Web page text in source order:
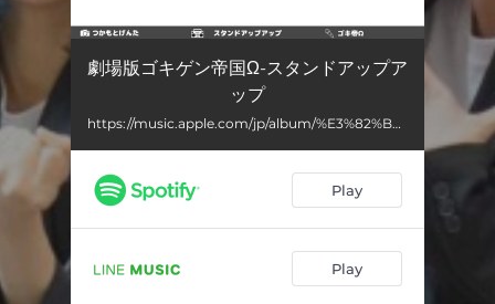
劇場版ゴキゲン帝国Ω-スタンドアップア
ップ
https://music.apple.com/jp/album/%E3%82%B9%E3%82
Play
Play